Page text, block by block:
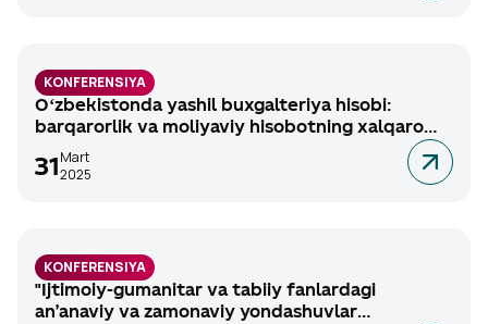
KONFERENSIYA
Oʻzbekistonda yashil buxgalteriya hisobi:
barqarorlik va moliyaviy hisobotning xalqaro
standartlari
31 Mart
2025
KONFERENSIYA
"Ijtimoiy-gumanitar va tabiiy fanlardagi
an’anaviy va zamonaviy yondashuvlar